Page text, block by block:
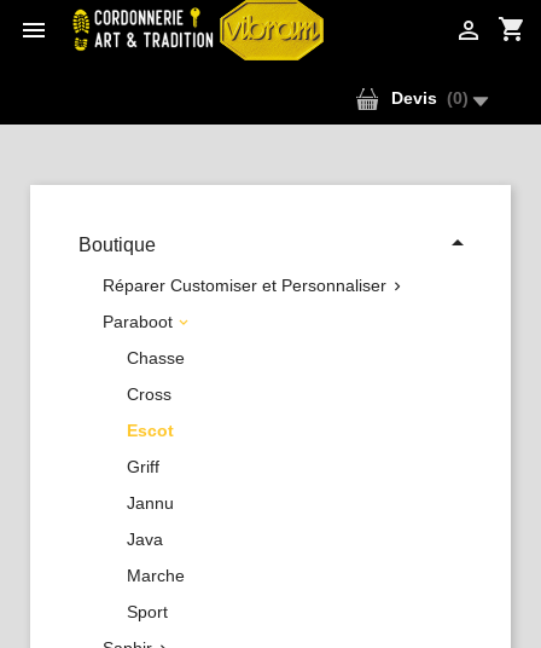
 shopping_cart

Devis (0)
Boutique 
Réparer Customiser et Personnaliser 
Paraboot 
Chasse
Cross
Escot
Griff
Jannu
Java
Marche
Sport